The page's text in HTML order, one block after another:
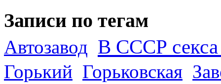
Записи по тегам
Автозавод В СССР секса
Горький Горьковская